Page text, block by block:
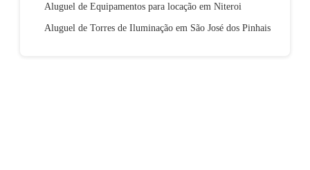
Aluguel de Equipamentos para locação em Niteroi
Aluguel de Torres de Iluminação em São José dos Pinhais